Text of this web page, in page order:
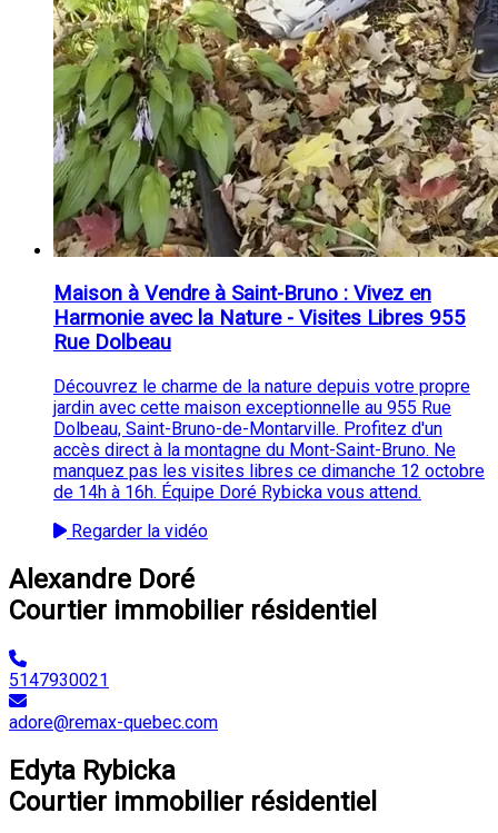
Maison à Vendre à Saint-Bruno : Vivez en
Harmonie avec la Nature - Visites Libres 955
Rue Dolbeau
Découvrez le charme de la nature depuis votre propre
jardin avec cette maison exceptionnelle au 955 Rue
Dolbeau, Saint-Bruno-de-Montarville. Profitez d'un
accès direct à la montagne du Mont-Saint-Bruno. Ne
manquez pas les visites libres ce dimanche 12 octobre
de 14h à 16h. Équipe Doré Rybicka vous attend.
Regarder la vidéo
Alexandre Doré
Courtier immobilier résidentiel
5147930021
adore@remax-quebec.com
Edyta Rybicka
Courtier immobilier résidentiel